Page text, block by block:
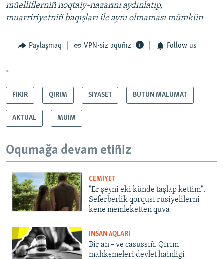
müelliflerniñ noqtaiy-nazarını aydınlatıp,
muarririyetniñ baqışları ile aynı olmaması mümkün
Paylaşmaq VPN-siz oquñız Follow us
*
FİKİR QIRIM SİYASET BUTÜN MALÜMAT
AKTUAL MÜİM
Oqumağa devam etiñiz
CEMİYET
"Er şeyni eki künde taşlap kettim".
Seferberlik qorqusı rusiyelilerni
kene memleketten quva
İNSAN AQLARI
Bir an – ve casussıñ. Qırım
mahkemeleri devlet hainligi